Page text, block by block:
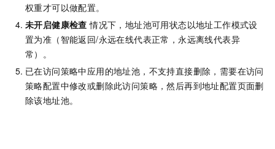
权重才可以做配置。
未开启健康检查 情况下，地址池可用状态以地址工作模式设
置为准（智能返回/永远在线代表正常，永远离线代表异
常）。
已在访问策略中应用的地址池，不支持直接删除，需要在访问
策略配置中修改或删除此访问策略，然后再到地址配置页面删
除该地址池。